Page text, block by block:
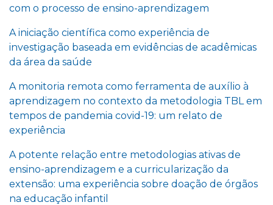
com o processo de ensino-aprendizagem
A iniciação científica como experiência de
investigação baseada em evidências de acadêmicas
da área da saúde
A monitoria remota como ferramenta de auxílio à
aprendizagem no contexto da metodologia TBL em
tempos de pandemia covid-19: um relato de
experiência
A potente relação entre metodologias ativas de
ensino-aprendizagem e a curricularização da
extensão: uma experiência sobre doação de órgãos
na educação infantil